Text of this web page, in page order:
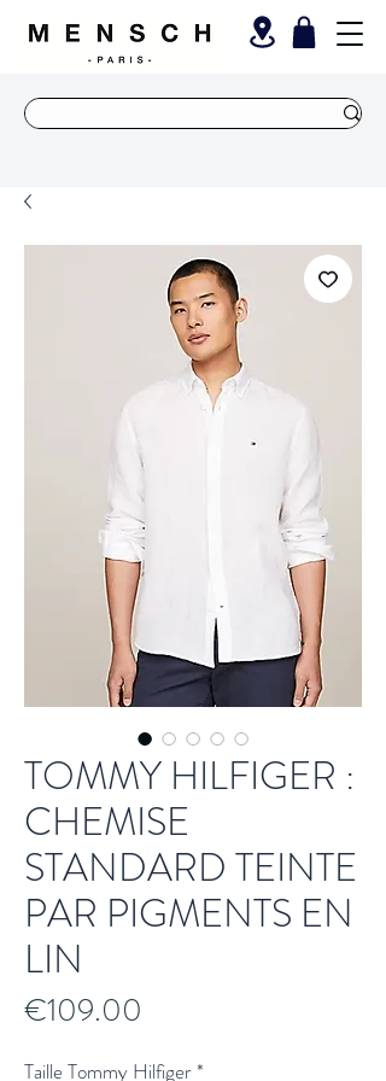
TOMMY HILFIGER :
CHEMISE
STANDARD TEINTE
PAR PIGMENTS EN
LIN
€109.00
Taille Tommy Hilfiger*